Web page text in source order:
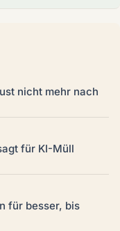
nicht mehr nach
für KI-Müll
für besser, bis